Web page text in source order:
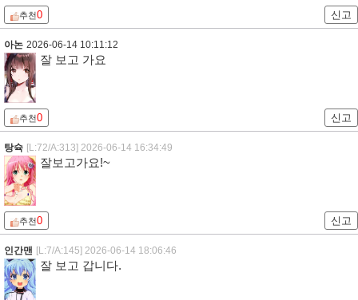
추천0 신고
아논 2026-06-14 10:11:12
잘 보고 가요
추천0 신고
탕슉 [L:72/A:313] 2026-06-14 16:34:49
잘보고가요!~
추천0 신고
인간맨 [L:7/A:145] 2026-06-14 18:06:46
잘 보고 갑니다.